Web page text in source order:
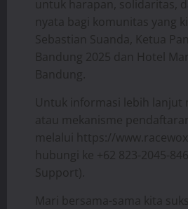
untuk harapan, solidaritas,
nyata bagi komunitas yang
Sebastian Suanda, Ketua
Bandung 2025 dan Hotel
Bandung.
Untuk informasi lebih lanjut
atau mekanisme
melalui https://
hubungi ke +62 823-2045-
Support).
Mari bersama-sama kita